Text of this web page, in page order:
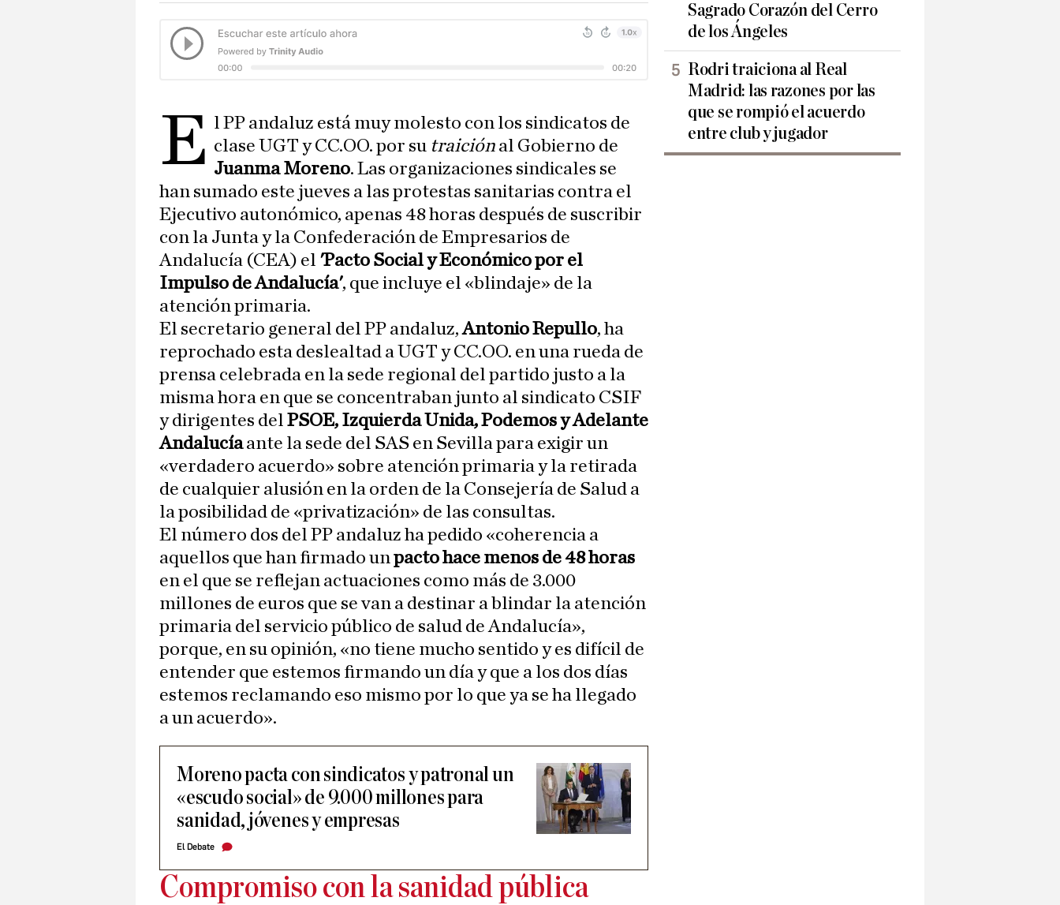
E l PP andaluz está muy molesto con los sindicatos de
clase UGT y CC.OO. por su traición al Gobierno de
Juanma Moreno. Las organizaciones sindicales se
han sumado este jueves a las protestas sanitarias contra el
Ejecutivo autonómico, apenas 48 horas después de suscribir
con la Junta y la Confederación de Empresarios de
Andalucía (CEA) el 'Pacto Social y Económico por el
Impulso de Andalucía', que incluye el «blindaje» de la
atención primaria.
El secretario general del PP andaluz,Antonio Repullo, ha
reprochado esta deslealtad a UGT y CC.OO. en una rueda de
prensa celebrada en la sede regional del partido justo a la
misma hora en que se concentraban junto al sindicato CSIF
y dirigentes del PSOE, Izquierda Unida, Podemos y Adelante
Andalucíaante la sede del SAS en Sevilla para exigir un
«verdadero acuerdo» sobre atención primaria y la retirada
de cualquier alusión en la orden de la Consejería de Salud a
la posibilidad de «privatización» de las consultas.
El número dos del PP andaluz ha pedido «coherencia a
aquellos que han firmado unpacto hace menos de 48 horas
en el que se reflejan actuaciones como más de 3.000
millones de euros que se van a destinar a blindar la atención
primaria del servicio público de salud de Andalucía»,
porque, en su opinión, «no tiene mucho sentido y es difícil de
entender que estemos firmando un día y que a los dos días
estemos reclamando eso mismo por lo que ya se ha llegado
a un acuerdo».
Moreno pacta con sindicatos y patronal un
«escudo social» de 9.000 millones para
sanidad, jóvenes y empresas
El Debate
Compromiso con la sanidad pública
Sagrado Corazón del Cerro
de los Ángeles
Rodri traiciona al Real
Madrid: las razones por las
que se rompió el acuerdo
entre club y jugador